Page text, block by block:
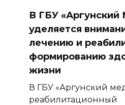
В ГБУ
уделяется
лечению и
формированию
жизни
В ГБУ «Аргунский
реабилитационный